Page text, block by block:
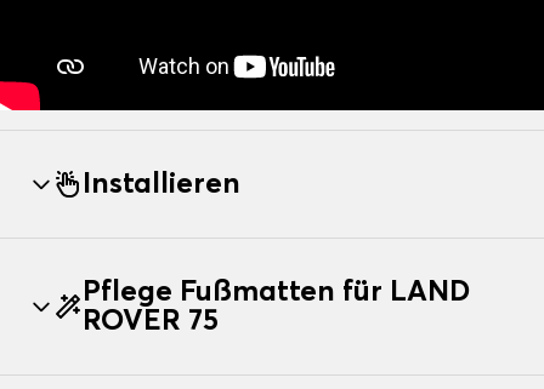
Installieren
Pflege Fußmatten für LAND
ROVER 75